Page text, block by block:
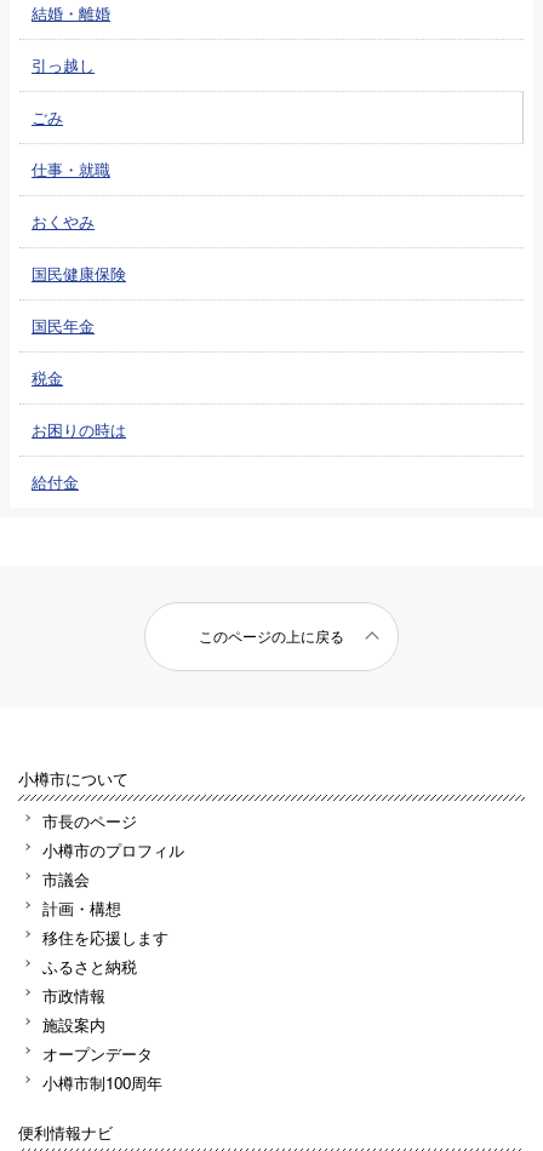
結婚・離婚
引っ越し
ごみ
仕事・就職
おくやみ
国民健康保険
国民年金
税金
お困りの時は
給付金
このページの上に戻る
小樽市について
市長のページ
小樽市のプロフィル
市議会
計画・構想
移住を応援します
ふるさと納税
市政情報
施設案内
オープンデータ
小樽市制100周年
便利情報ナビ